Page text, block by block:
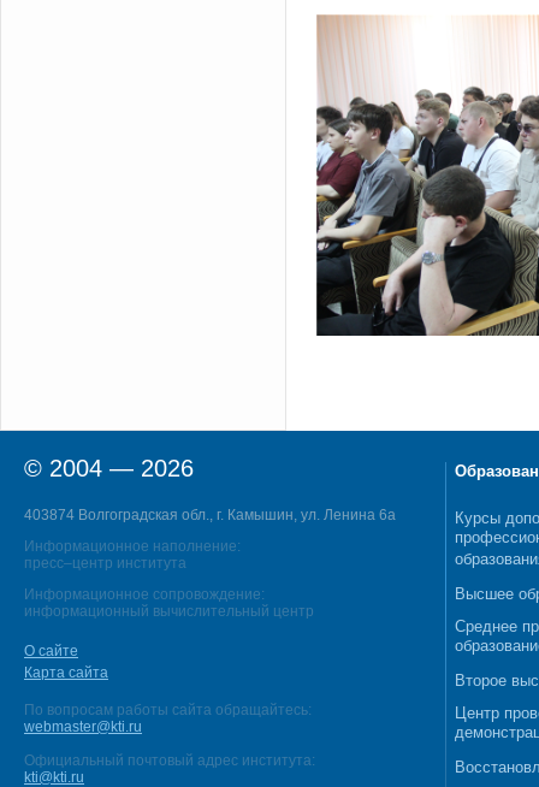
© 2004 — 2026
403874 Волгоградская обл., г. Камышин, ул. Ленина 6а
Информационное наполнение:
пресс–центр института
Информационное сопровождение:
информационный вычислительный центр
О сайте
Карта сайта
По вопросам работы сайта обращайтесь:
webmaster@kti.ru
Официальный почтовый адрес института:
kti@kti.ru
Курсы
Высшее
Среднее
Второе
Центр